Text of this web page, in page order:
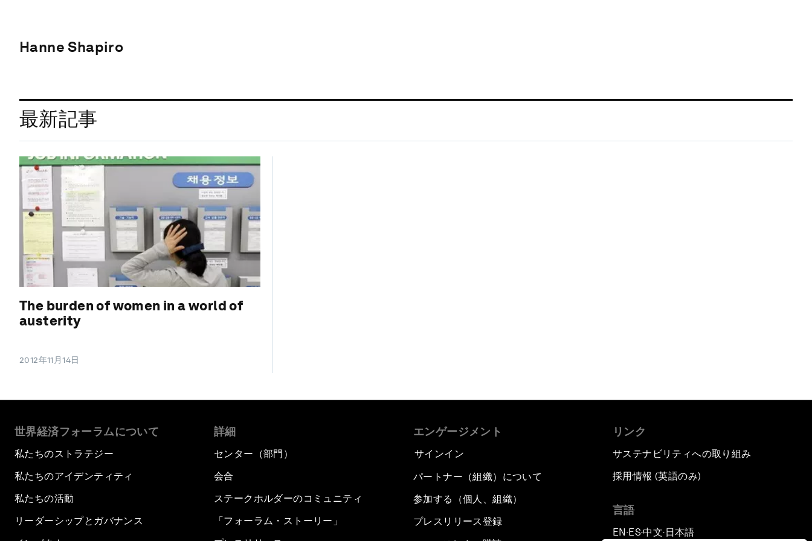
Hanne Shapiro
最新記事
The burden of women in a world of
austerity
2012年11月14日
世界経済フォーラムについて
私たちのストラテジー
私たちのアイデンティティ
私たちの活動
リーダーシップとガバナンス
詳細
センター（部門）
会合
ステークホルダーのコミュニティ
「フォーラム・ストーリー」
エンゲージメント
サインイン
パートナー（組織）について
参加する（個人、組織）
プレスリリース登録
リンク
サステナビリティへの取り組み
採用情報 (英語のみ)
言語
EN ▪ES▪中文▪ 日本語